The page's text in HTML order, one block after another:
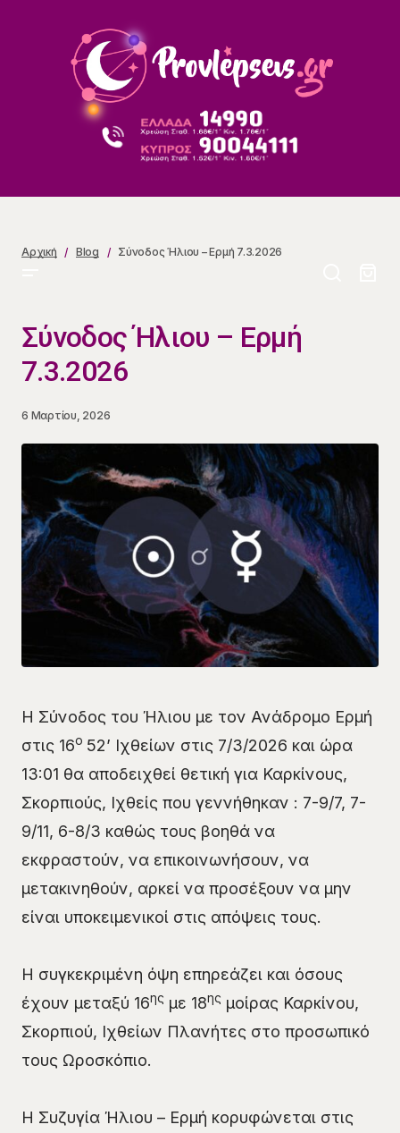
Αρχική Blog Σύνοδος Ήλιου – Ερμή 7.3.2026
Σύνοδος Ήλιου – Ερμή
7.3.2026
6 Μαρτίου, 2026
Η Σύνοδος του Ήλιου με τον Ανάδρομο Ερμή
στις 16ο 52’ Ιχθείων στις 7/3/2026 και ώρα
13:01 θα αποδειχθεί θετική για Καρκίνους,
Σκορπιούς, Ιχθείς που γεννήθηκαν : 7-9/7, 7-
9/11, 6-8/3 καθώς τους βοηθά να
εκφραστούν, να επικοινωνήσουν, να
μετακινηθούν, αρκεί να προσέξουν να μην
είναι υποκειμενικοί στις απόψεις τους.
Η συγκεκριμένη όψη επηρεάζει και όσους
έχουν μεταξύ 16ης με 18ης μοίρας Καρκίνου,
Σκορπιού, Ιχθείων Πλανήτες στο προσωπικό
τους Ωροσκόπιο.
Η Συζυγία Ήλιου – Ερμή κορυφώνεται στις